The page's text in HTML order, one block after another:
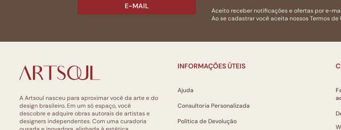
E-MAIL
Aceito receber notificações e ofertas por e-
Ao se cadastrar você aceita nossosTermos de
A Artsoul nasceu para aproximar você da arte e do
design brasileiro. Em um só espaço, você
descobre e adquire obras autorais de artistas e
designers independentes. Com uma curadoria
INFORMAÇÕES ÚTEIS
Ajuda
Consultoria Personalizada
Política de Devolução